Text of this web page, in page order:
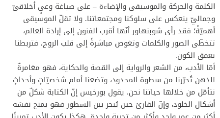
الكلمة والحركة والموسيقى والإضاءة – على صياغة وعيٍ أخلاقيّ
وجماليّ ينعكس على سلوكنا ومجتمعاتنا. ولا تقلّ الموسيقى
أهميّةً؛ فقد رأى شوبنهاور أنّها أقرب الفنون إلى إرادة العالم،
تتخطّى الصور والكلمات وتغوص مباشرةً إلى قلب الروح، فتربطنا
بعمق الكون.
أمّا الأدب، من الشعر والرواية إلى القصة والحكاية، فهو مغامرةٌ
للذهن تُحرّرنا من سطوة المحدود، وتضعنا أمام شخصيّاتٍ وأحداثٍ
نتأمّل من خلالها حياتنا نحن. يقول بورخيس إنّ الكتابة شكلٌ من
أشكال الخلود، وإنّ القارئ حين يُبحر بين السطور فهو يمنح نفسَه